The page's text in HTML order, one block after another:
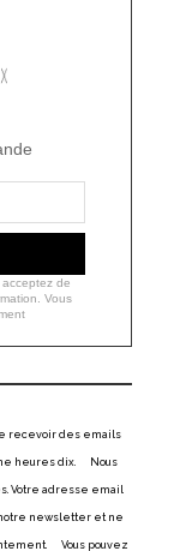
de
Vous
recevoir des emails
heures dix. Nous
Votre adresse email
newsletter et ne
Vous pouvez